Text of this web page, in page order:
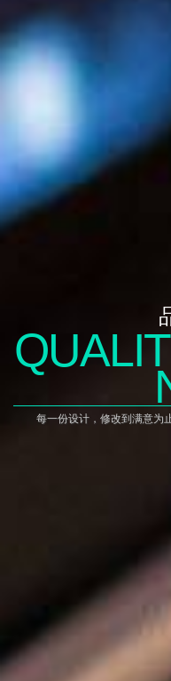
每一份设计，修改到满意为